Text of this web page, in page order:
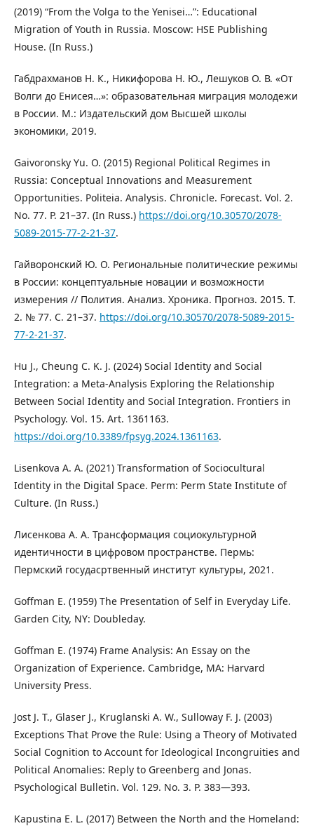
(2019) “From the Volga to the Yenisei…”: Educational
Migration of Youth in Russia. Moscow: HSE Publishing
House. (In Russ.)
Габдрахманов Н. К., Никифорова Н. Ю., Лешуков О. В. «От
Волги до Енисея…»: образовательная миграция молодежи
в России. М.: Издательский дом Высшей школы
экономики, 2019.
Gaivoronsky Yu. O. (2015) Regional Political Regimes in
Russia: Conceptual Innovations and Measurement
Opportunities. Politeia. Analysis. Chronicle. Forecast. Vol. 2.
No. 77. P. 21–37. (In Russ.) https://doi.org/10.30570/2078-
5089-2015-77-2-21-37.
Гайворонский Ю. О. Региональные политические режимы
в России: концептуальные новации и возможности
измерения // Полития. Анализ. Хроника. Прогноз. 2015. Т.
2. № 77. С. 21–37. https://doi.org/10.30570/2078-5089-2015-
77-2-21-37.
Hu J., Cheung C. K. J. (2024) Social Identity and Social
Integration: a Meta-Analysis Exploring the Relationship
Between Social Identity and Social Integration. Frontiers in
Psychology. Vol. 15. Art. 1361163.
https://doi.org/10.3389/fpsyg.2024.1361163.
Lisenkova A. A. (2021) Transformation of Sociocultural
Identity in the Digital Space. Perm: Perm State Institute of
Culture. (In Russ.)
Лисенкова А. А. Трансформация социокультурной
идентичности в цифровом пространстве. Пермь:
Пермский госудасртвенный институт культуры, 2021.
Goffman E. (1959) The Presentation of Self in Everyday Life.
Garden City, NY: Doubleday.
Goffman E. (1974) Frame Analysis: An Essay on the
Organization of Experience. Cambridge, MA: Harvard
University Press.
Jost J. T., Glaser J., Kruglanski A. W., Sulloway F. J. (2003)
Exceptions That Prove the Rule: Using a Theory of Motivated
Social Cognition to Account for Ideological Incongruities and
Political Anomalies: Reply to Greenberg and Jonas.
Psychological Bulletin. Vol. 129. No. 3. P. 383—393.
Kapustina E. L. (2017) Between the North and the Homeland: